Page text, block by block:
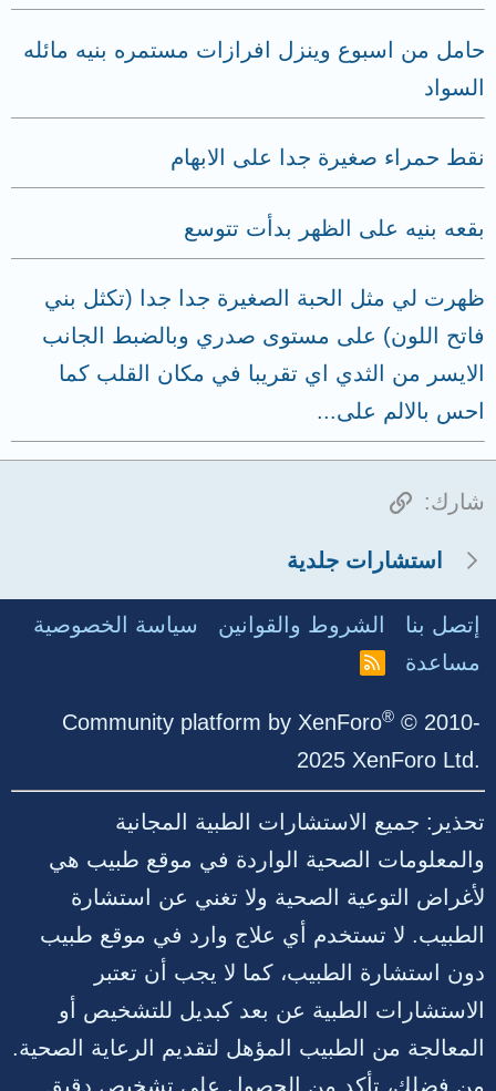
حامل من اسبوع وينزل افرازات مستمره بنيه مائله
السواد
نقط حمراء صغيرة جدا على الابهام
بقعه بنيه على الظهر بدأت تتوسع
ظهرت لي مثل الحبة الصغيرة جدا جدا (تكثل بني
فاتح اللون) على مستوى صدري وبالضبط الجانب
الايسر من الثدي اي تقريبا في مكان القلب كما
احس بالالم على...
شارك: الرابط
استشارات جلدية
إتصل بنا الشروط والقوانين
سياسة الخصوصية
مساعدة
R
Community platform by XenForo® © 2010-
2025 XenForo Ltd.
تحذير: جميع الاستشارات الطبية المجانية
والمعلومات الصحية الواردة في موقع طبيب هي
لأغراض التوعية الصحية ولا تغني عن استشارة
الطبيب. لا تستخدم أي علاج وارد في موقع طبيب
دون استشارة الطبيب، كما لا يجب أن تعتبر
الاستشارات الطبية عن بعد كبديل للتشخيص أو
المعالجة من الطبيب المؤهل لتقديم الرعاية الصحية.
من فضلك، تأكد من الحصول على تشخيص دقيق